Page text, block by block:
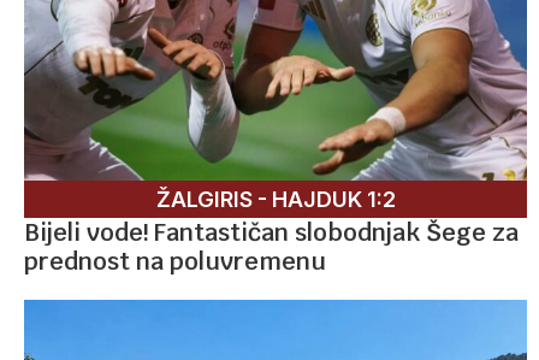
ŽALGIRIS - HAJDUK 1:2
Bijeli vode! Fantastičan slobodnjak Šege za
prednost na poluvremenu